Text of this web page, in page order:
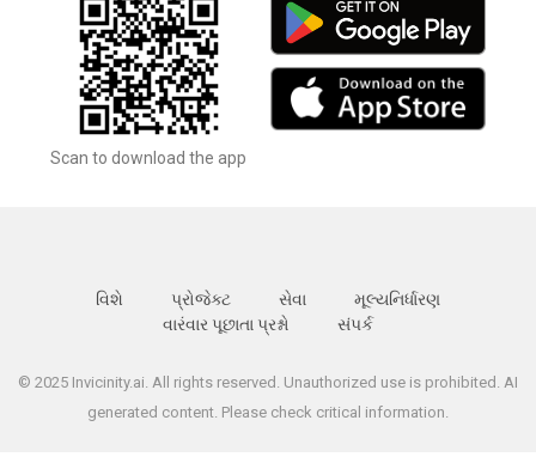
Scan to download the app
વિશે પ્રોજેક્ટ સેવા
મૂલ્યનિર્ધારણ
વારંવાર પૂછાતા પ્રશ્નો
સંપર્ક
© 2025 Invicinity.ai. All rights reserved. Unauthorized use is prohibited. AI
generated content. Please check critical information.